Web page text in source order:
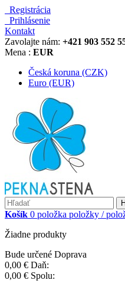
Registrácia
Prihlásenie
Kontakt
Zavolajte nám: +421 903 552
Mena : EUR
Česká koruna (CZK)
Euro (EUR)
Košík 0 položka položky /
Žiadne produkty
Bude určené Doprava
0,00 € Daň:
0,00 € Spolu: